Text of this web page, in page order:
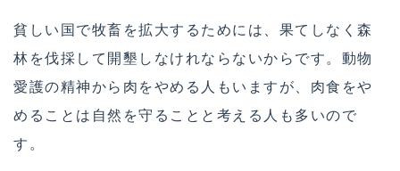
貧しい国で牧畜を拡大するためには、果てしなく森
林を伐採して開墾しなけれならないからです。動物
愛護の精神から肉をやめる人もいますが、肉食をや
めることは自然を守ることと考える人も多いので
す。